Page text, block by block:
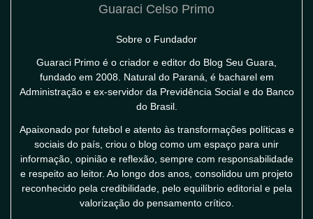
Guaraci Celso Primo
Sobre o Fundador
Guaraci Primo é o criador e editor do Blog Seu Guara,
fundado em 2008. Natural do Paraná, é bacharel em
Administração e ex-servidor da Previdência Social e do Banco
do Brasil.
Apaixonado por futebol e atento às transformações políticas e
sociais do país, criou o blog como um espaço para unir
informação, opinião e reflexão, sempre com responsabilidade
e respeito ao leitor. Ao longo dos anos, consolidou um projeto
reconhecido pela credibilidade, pelo equilíbrio editorial e pela
valorização do pensamento crítico.